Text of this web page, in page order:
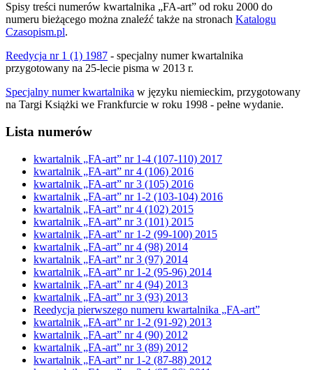
Spisy treści numerów kwartalnika „FA-art” od roku 2000 do
numeru bieżącego można znaleźć także na stronach Katalogu
Czasopism.pl.
Reedycja nr 1 (1) 1987 - specjalny numer kwartalnika
przygotowany na 25-lecie pisma w 2013 r.
Specjalny numer kwartalnika w języku niemieckim, przygotowany
na Targi Książki we Frankfurcie w roku 1998 - pełne wydanie.
Lista numerów
kwartalnik „FA-art” nr 1-4 (107-110) 2017
kwartalnik „FA-art” nr 4 (106) 2016
kwartalnik „FA-art” nr 3 (105) 2016
kwartalnik „FA-art” nr 1-2 (103-104) 2016
kwartalnik „FA-art” nr 4 (102) 2015
kwartalnik „FA-art” nr 3 (101) 2015
kwartalnik „FA-art” nr 1-2 (99-100) 2015
kwartalnik „FA-art” nr 4 (98) 2014
kwartalnik „FA-art” nr 3 (97) 2014
kwartalnik „FA-art” nr 1-2 (95-96) 2014
kwartalnik „FA-art” nr 4 (94) 2013
kwartalnik „FA-art” nr 3 (93) 2013
Reedycja pierwszego numeru kwartalnika „FA-art”
kwartalnik „FA-art” nr 1-2 (91-92) 2013
kwartalnik „FA-art” nr 4 (90) 2012
kwartalnik „FA-art” nr 3 (89) 2012
kwartalnik „FA-art” nr 1-2 (87-88) 2012